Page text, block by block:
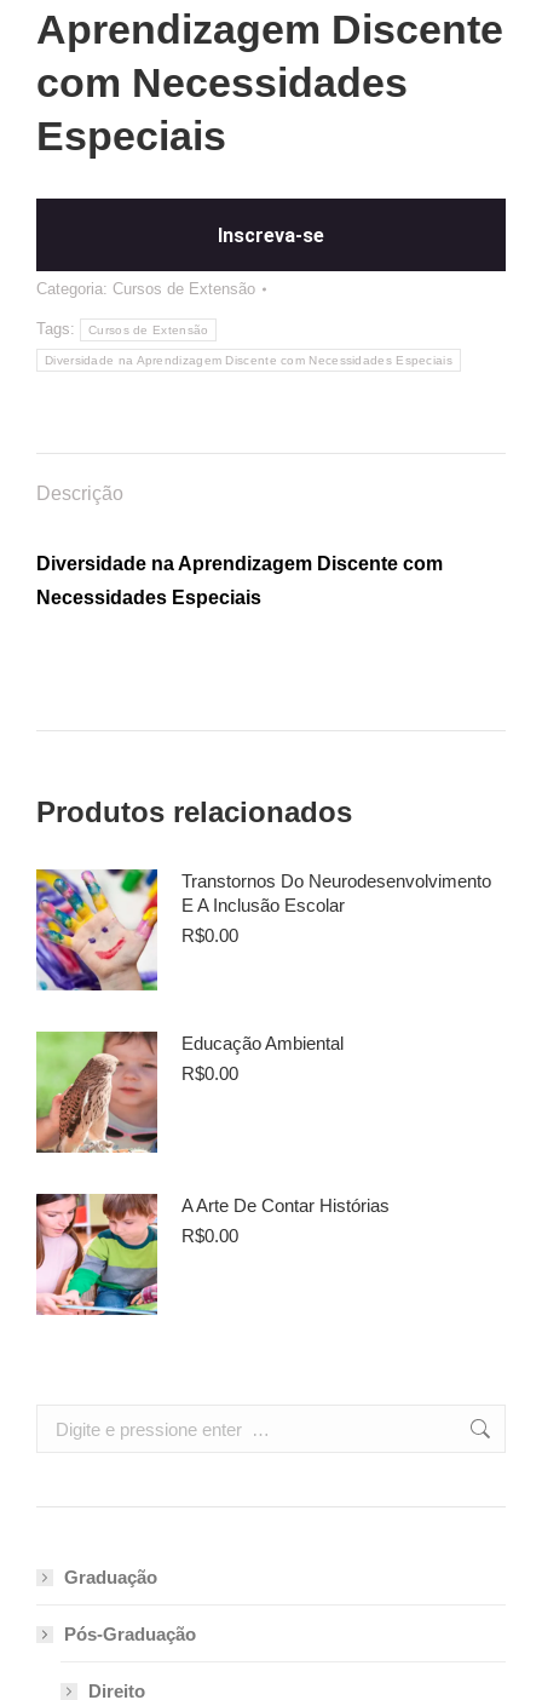
Aprendizagem Discente
com Necessidades
Especiais
Inscreva-se
Categoria: Cursos de Extensão
Tags: Cursos de Extensão
Diversidade na Aprendizagem Discente com Necessidades Especiais
Descrição
Diversidade na Aprendizagem Discente com
Necessidades Especiais
Produtos relacionados
Transtornos Do Neurodesenvolvimento
E A Inclusão Escolar
R$0.00
Educação Ambiental
R$0.00
A Arte De Contar Histórias
R$0.00
Search:
Graduação
Pós-Graduação
Direito